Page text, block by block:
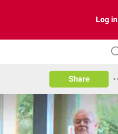
Log in
Share